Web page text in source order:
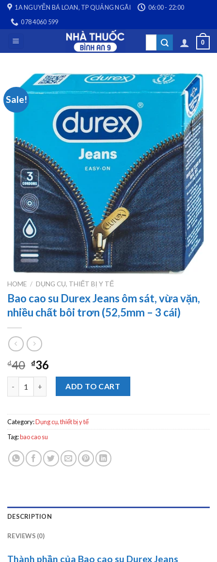
Skip
content
1A NGUYỄN BÁ LOAN, TP QUẢNG NGÃI
06:00 - 22:00
078 4060 599
Search
0
Sale!
HOME / DỤNG CỤ, THIẾT BỊ Y TẾ
Bao cao su Durex Jeans ôm sát, vừa vặn,
nhiều chất bôi trơn (52,5mm – 3 cái)
₫40 ₫36
Bao cao su Durex Jeans ôm sát, vừa vặn, nhiều chất bôi trơn
ADD TO CART
Category:Dụng cụ, thiết bị y tế
Tag:bao cao su
DESCRIPTION
REVIEWS (0)
Thành phần của Bao cao su Durex Jeans